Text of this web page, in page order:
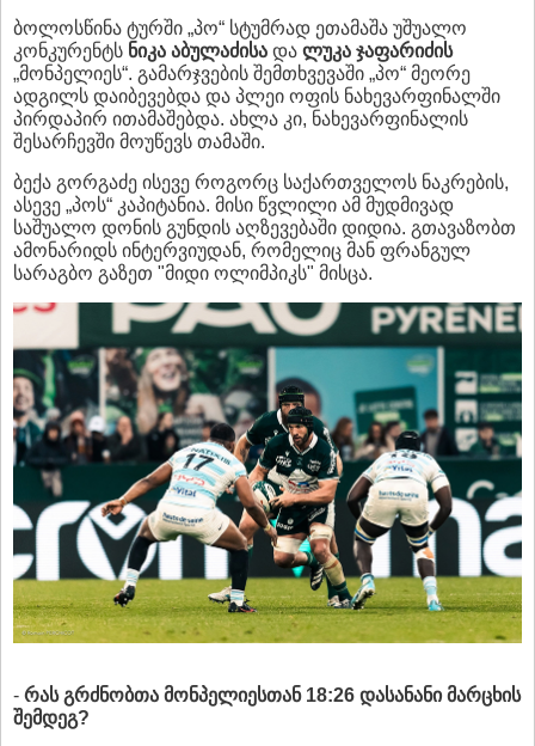
ბოლოსწინა ტურში „პო“ სტუმრად ეთამაშა უშუალო
კონკურენტს ნიკა აბულაძისა და ლუკა ჯაფარიძის
„მონპელიეს“. გამარჯვების შემთხვევაში „პო“ მეორე
ადგილს დაიბევებდა და პლეი ოფის ნახევარფინალში
პირდაპირ ითამაშებდა. ახლა კი, ნახევარფინალის
შესარჩევში მოუწევს თამაში.
ბექა გორგაძე ისევე როგორც საქართველოს ნაკრების,
ასევე „პოს“ კაპიტანია. მისი წვლილი ამ მუდმივად
საშუალო დონის გუნდის აღზევებაში დიდია. გთავაზობთ
ამონარიდს ინტერვიუდან, რომელიც მან ფრანგულ
სარაგბო გაზეთ "მიდი ოლიმპიკს" მისცა.
- რას გრძნობთა მონპელიესთან 18:26 დასანანი მარცხის
შემდეგ?